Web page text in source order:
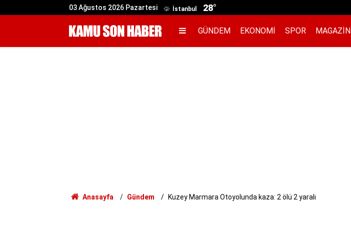
03 Ağustos 2026 Pazartesi İstanbul 28°
GÜNDEM EKONOMI SPOR MAGAZIN
Anasayfa Gündem Kuzey Marmara Otoyolunda kaza: 2 ölü 2 yaralı